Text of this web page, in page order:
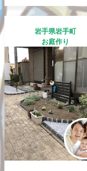
岩手県岩手町
お庭作り